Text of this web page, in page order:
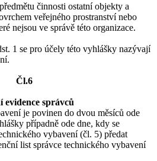
činnosti ostatní objekty a
veřejného prostranství nebo
nejsou ve správě této organizace.
1 se pro účely této vyhlášky nazývají
Čl.6
evidence správců
je povinen do dvou měsíců ode
případně ode dne, kdy se
vybavení (čl. 5) předat
list správce technického vybavení